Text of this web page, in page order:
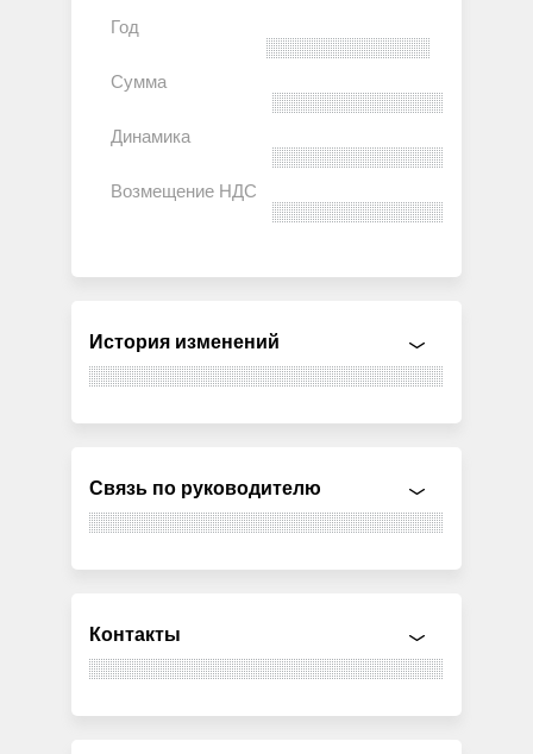
История изменений
Связь по руководителю
Контакты